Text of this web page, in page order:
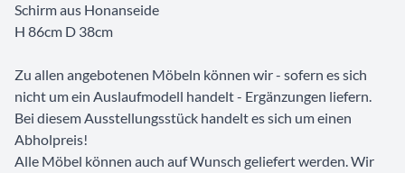
Schirm aus Honanseide
H 86cm D 38cm
Zu allen angebotenen Möbeln können wir - sofern es sich
nicht um ein Auslaufmodell handelt - Ergänzungen liefern.
Bei diesem Ausstellungsstück handelt es sich um einen
Abholpreis!
Alle Möbel können auch auf Wunsch geliefert werden. Wir